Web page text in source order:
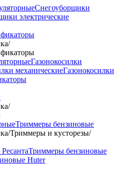
Снегоуборщики
электрические
/
Газонокосилки
механическиеГазонокосилки
/
Триммеры бензиновые
/Триммеры и кусторезы/
Триммеры бензиновые
Huter